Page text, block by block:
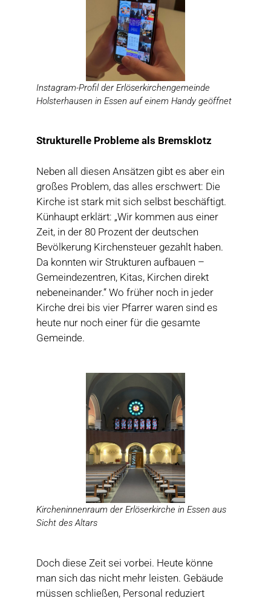
Instagram-Profil der Erlöserkirchengemeinde
Holsterhausen in Essen auf einem Handy geöffnet
Strukturelle Probleme als Bremsklotz
Neben all diesen Ansätzen gibt es aber ein
großes Problem, das alles erschwert: Die
Kirche ist stark mit sich selbst beschäftigt.
Künhaupt erklärt: „Wir kommen aus einer
Zeit, in der 80 Prozent der deutschen
Bevölkerung Kirchensteuer gezahlt haben.
Da konnten wir Strukturen aufbauen –
Gemeindezentren, Kitas, Kirchen direkt
nebeneinander.“ Wo früher noch in jeder
Kirche drei bis vier Pfarrer waren sind es
heute nur noch einer für die gesamte
Gemeinde.
Kircheninnenraum der Erlöserkirche in Essen aus
Sicht des Altars
Doch diese Zeit sei vorbei. Heute könne
man sich das nicht mehr leisten. Gebäude
müssen schließen, Personal reduziert